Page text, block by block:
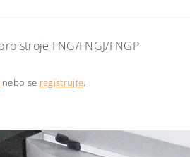
stroje FNG/FNGJ/FNGP
nebo se registrujte.